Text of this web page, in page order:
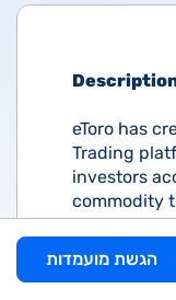
eToro has
Trading
investors
commodity
trading, and
money
accessible
הגשת מועמדות